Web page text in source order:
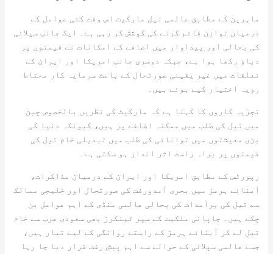
ماہرین کے مطابق عالمی تیل مارکیٹ اس وقت کئی عوامل کے
درمیان توازن قائم کرنے کی کوشش کر رہی ہے۔ ایک جانب سپلائی
کی بحالی اور پیداوار میں اضافے کے امکانات نے قیمتوں پر
دباؤ رکھا ہوا ہے، جبکہ دوسری جانب امریکا اور ایران کے
تعلقات میں غیر یقینی صورتحال کے باعث سرمایہ کار محتاط
رویہ اختیار کیے ہوئے ہیں۔
تجزیہ کاروں کا کہنا ہے کہ مارکیٹ کی نظریں بالخصوص چین
میں تیل کی طلب میں ممکنہ اضافے پر ہیں، کیونکہ دنیا کی
بڑی معیشتوں میں توانائی کی طلب میں تبدیلی خام تیل کی
قیمتوں پر براہ راست اثر انداز ہو سکتی ہے۔
رپورٹس کے مطابق امریکا اور ایران کے درمیان مذاکرات،
آبنائے ہرمز میں بحری آمدورفت کی صورتحال اور خلیجی ممالک
سے تیل کی برآمدات کی بحالی عالمی منڈی کے اہم عوامل بن
چکے ہیں۔ جاپانی ملکیت کے سپر ٹینکرز بھی سعودی عرب سے خام
تیل لے کر آبنائے ہرمز کے راستے روانگی کے لیے تیار ہیں،
جسے عالمی سپلائی کے حوالے سے اہم پیش رفت قرار دیا جا رہا